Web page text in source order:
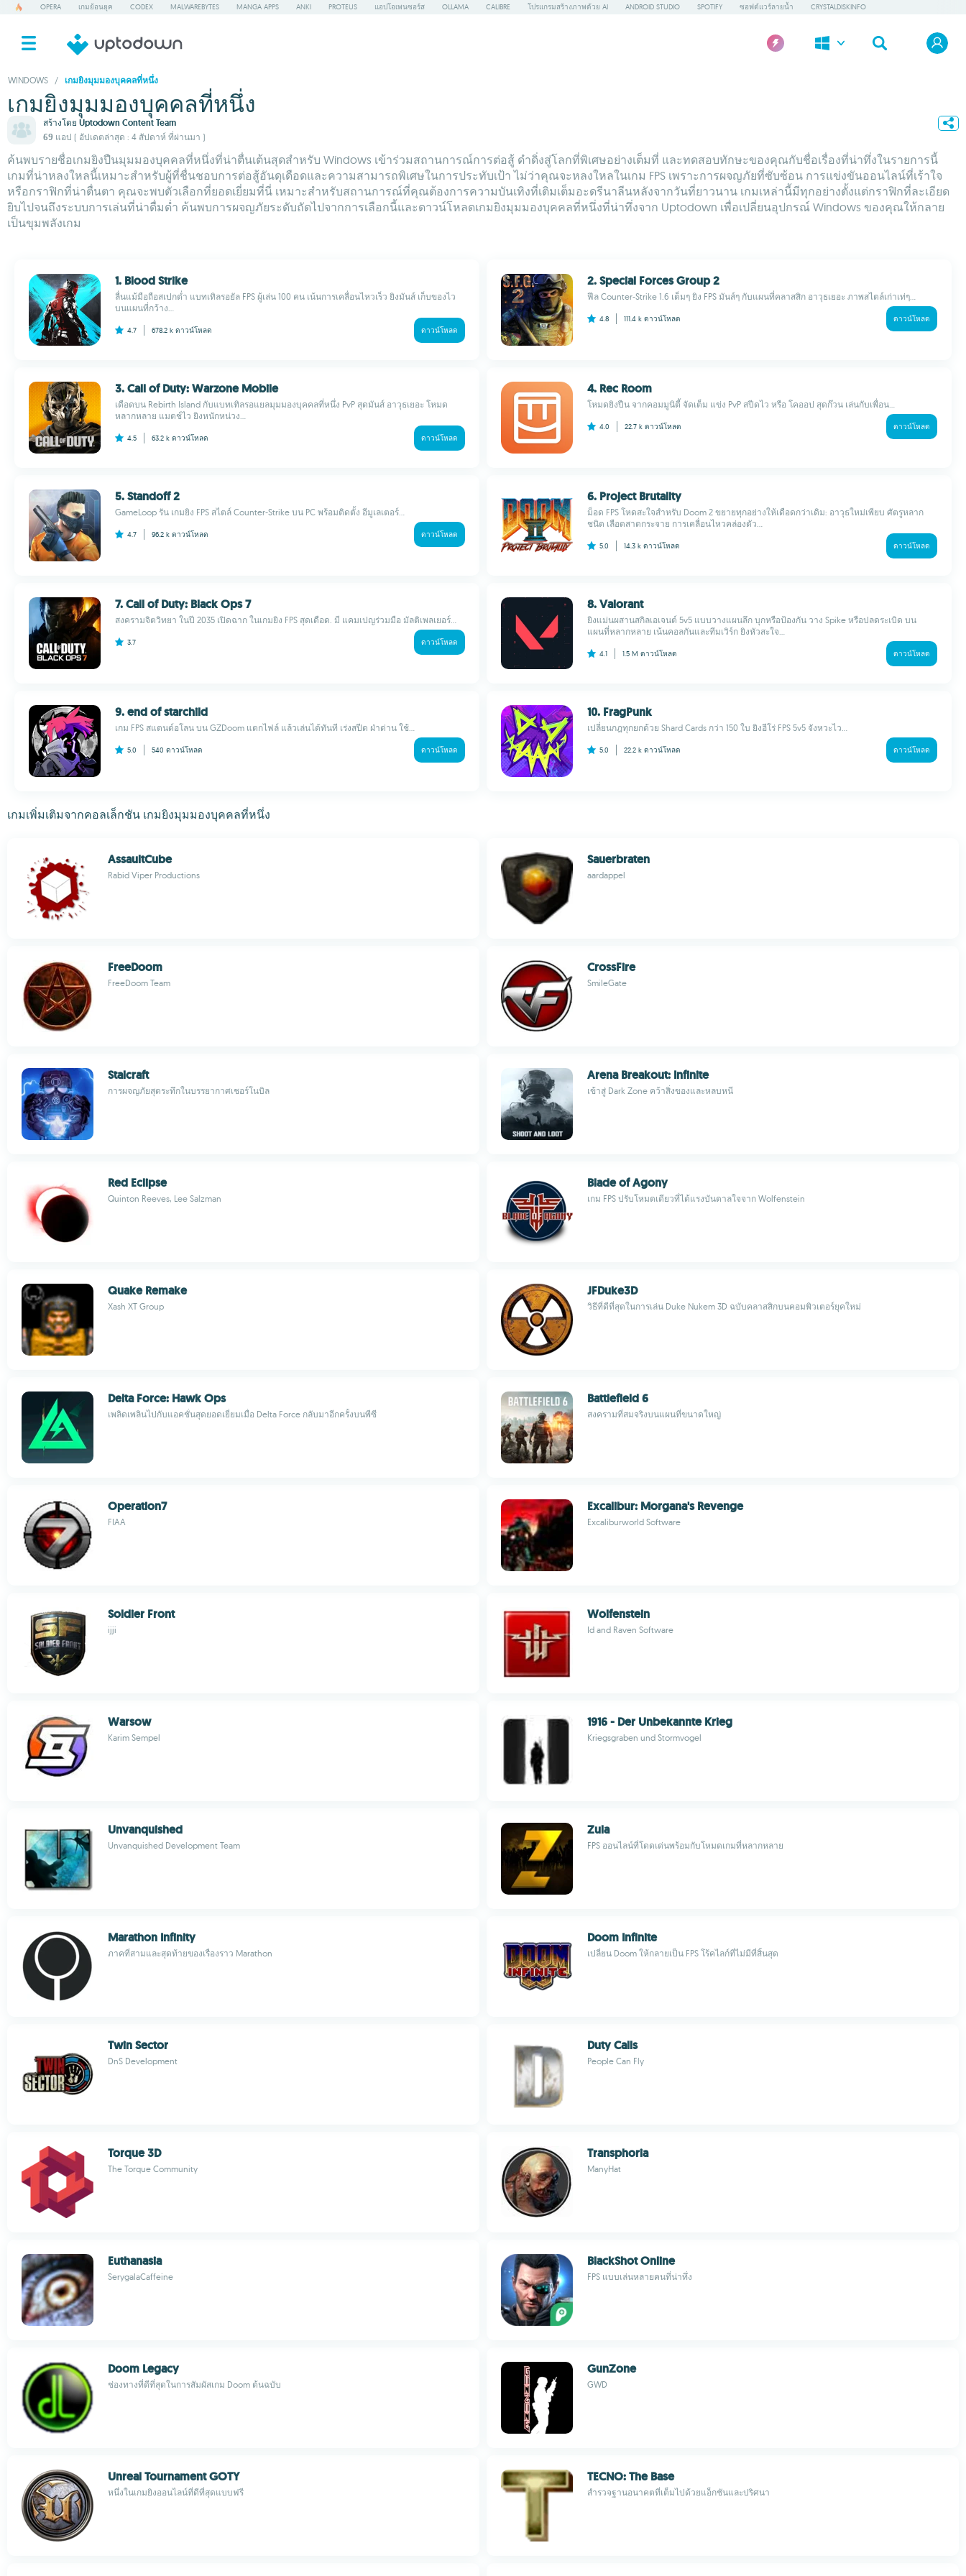
OPERA เกมย้อนยุค CODEX MALWAREBYTES MANGA APPS ANKI PROTEUS แอปโอเพนซอร์ส OLLAMA CALIBRE โปรแกรมสร้างภาพด้วย AI ANDROID STUDIO SPOTIFY ซอฟต์แวร์ลายน้ำ CRYSTALDISKINFO
WINDOWS / เกมยิงมุมมองบุคคลที่หนึ่ง
เกมยิงมุมมองบุคคลที่หนึ่ง
สร้างโดย Uptodown Content Team
69 แอป ( อัปเดตล่าสุด : 4 สัปดาห์ ที่ผ่านมา )
ค้นพบรายชื่อเกมยิงปืนมุมมองบุคคลที่หนึ่งที่น่าตื่นเต้นสุดสำหรับ Windows เข้าร่วมสถานการณ์การต่อสู้ ดำดิ่งสู่โลกที่พิเศษอย่างเต็มที่ และทดสอบทักษะของคุณกับชื่อเรื่องที่น่าทึ่งในรายการนี้
เกมที่น่าหลงใหลนี้เหมาะสำหรับผู้ที่ชื่นชอบการต่อสู้อันดุเดือดและความสามารถพิเศษในการประทับเป้า ไม่ว่าคุณจะหลงใหลในเกม FPS เพราะการผจญภัยที่ซับซ้อน การแข่งขันออนไลน์ที่เร้าใจ
หรือกราฟิกที่น่าตื่นตา คุณจะพบตัวเลือกที่ยอดเยี่ยมที่นี่ เหมาะสำหรับสถานการณ์ที่คุณต้องการความบันเทิงที่เติมเต็มอะดรีนาลีนหลังจากวันที่ยาวนาน เกมเหล่านี้มีทุกอย่างตั้งแต่กราฟิกที่ละเอียด
ยิบไปจนถึงระบบการเล่นที่น่าดื่มด่ำ ค้นพบการผจญภัยระดับถัดไปจากการเลือกนี้และดาวน์โหลดเกมยิงมุมมองบุคคลที่หนึ่งที่น่าทึ่งจาก Uptodown เพื่อเปลี่ยนอุปกรณ์ Windows ของคุณให้กลาย
เป็นขุมพลังเกม
1. Blood Strike
ลื่นแม้มือถือสเปกต่ำ แบทเทิลรอยัล FPS ผู้เล่น 100 คน เน้นการเคลื่อนไหวเร็ว ยิงมันส์ เก็บของไว
บนแผนที่กว้าง...
4.7 678.2 k ดาวน์โหลด ดาวน์โหลด
2. Special Forces Group 2
ฟีล Counter-Strike 1.6 เต็มๆ ยิง FPS มันส์ๆ กับแผนที่คลาสสิก อาวุธเยอะ ภาพสไตล์เก่าเท่ๆ...
4.8 111.4 k ดาวน์โหลด ดาวน์โหลด
3. Call of Duty: Warzone Mobile
เดือดบน Rebirth Island กับแบทเทิลรอแยลมุมมองบุคคลที่หนึ่ง PvP สุดมันส์ อาวุธเยอะ โหมด
หลากหลาย แมตช์ไว ยิงหนักหน่วง...
4.5 63.2 k ดาวน์โหลด ดาวน์โหลด
4. Rec Room
โหมดยิงปืน จากคอมมูนิตี้ จัดเต็ม แข่ง PvP สปีดไว หรือ โคออป สุดก๊วน เล่นกับเพื่อน...
4.0 22.7 k ดาวน์โหลด ดาวน์โหลด
5. Standoff 2
GameLoop รัน เกมยิง FPS สไตล์ Counter-Strike บน PC พร้อมติดตั้ง อีมูเลเตอร์...
4.7 96.2 k ดาวน์โหลด ดาวน์โหลด
6. Project Brutality
ม็อด FPS โหดสะใจสำหรับ Doom 2 ขยายทุกอย่างให้เดือดกว่าเดิม: อาวุธใหม่เพียบ ศัตรูหลาก
ชนิด เลือดสาดกระจาย การเคลื่อนไหวคล่องตัว...
5.0 14.3 k ดาวน์โหลด ดาวน์โหลด
7. Call of Duty: Black Ops 7
สงครามจิตวิทยา ในปี 2035 เปิดฉาก ในเกมยิง FPS สุดเดือด. มี แคมเปญร่วมมือ มัลติเพลเยอร์...
3.7 ดาวน์โหลด
8. Valorant
ยิงแม่นผสานสกิลเอเจนต์ 5v5 แบบวางแผนลึก บุกหรือป้องกัน วาง Spike หรือปลดระเบิด บน
แผนที่หลากหลาย เน้นคอลกันและทีมเวิร์ก ยิงหัวสะใจ...
4.1 1.5 M ดาวน์โหลด ดาวน์โหลด
9. end of starchild
เกม FPS สแตนด์อโลน บน GZDoom แตกไฟล์ แล้วเล่นได้ทันที เร่งสปีด ฝ่าด่าน ใช้...
5.0 540 ดาวน์โหลด ดาวน์โหลด
10. FragPunk
เปลี่ยนกฎทุกยกด้วย Shard Cards กว่า 150 ใบ ยิงฮีโร่ FPS 5v5 จังหวะไว...
5.0 22.2 k ดาวน์โหลด ดาวน์โหลด
เกมเพิ่มเติมจากคอลเล็กชัน เกมยิงมุมมองบุคคลที่หนึ่ง
AssaultCube
Rabid Viper Productions
Sauerbraten
aardappel
FreeDoom
FreeDoom Team
CrossFire
SmileGate
Stalcraft
การผจญภัยสุดระทึกในบรรยากาศเชอร์โนบิล
Arena Breakout: Infinite
เข้าสู่ Dark Zone คว้าสิ่งของและหลบหนี
Red Eclipse
Quinton Reeves, Lee Salzman
Blade of Agony
เกม FPS ปรับโหมดเดียวที่ได้แรงบันดาลใจจาก Wolfenstein
Quake Remake
Xash XT Group
JFDuke3D
วิธีที่ดีที่สุดในการเล่น Duke Nukem 3D ฉบับคลาสสิกบนคอมพิวเตอร์ยุคใหม่
Delta Force: Hawk Ops
เพลิดเพลินไปกับแอคชั่นสุดยอดเยี่ยมเมื่อ Delta Force กลับมาอีกครั้งบนพีซี
Battlefield 6
สงครามที่สมจริงบนแผนที่ขนาดใหญ่
Operation7
FIAA
Excalibur: Morgana's Revenge
Excaliburworld Software
Soldier Front
ijji
Wolfenstein
Id and Raven Software
Warsow
Karim Sempel
1916 - Der Unbekannte Krieg
Kriegsgraben und Stormvogel
Unvanquished
Unvanquished Development Team
Zula
FPS ออนไลน์ที่โดดเด่นพร้อมกับโหมดเกมที่หลากหลาย
Marathon Infinity
ภาคที่สามและสุดท้ายของเรื่องราว Marathon
Doom Infinite
เปลี่ยน Doom ให้กลายเป็น FPS โร้คไลก์ที่ไม่มีที่สิ้นสุด
Twin Sector
DnS Development
Duty Calls
People Can Fly
Torque 3D
The Torque Community
Transphoria
ManyHat
Euthanasia
SerygalaCaffeine
BlackShot Online
FPS แบบเล่นหลายคนที่น่าทึ่ง
Doom Legacy
ช่องทางที่ดีที่สุดในการสัมผัสเกม Doom ต้นฉบับ
GunZone
GWD
Unreal Tournament GOTY
หนึ่งในเกมยิงออนไลน์ที่ดีที่สุดแบบฟรี
TECNO: The Base
สำรวจฐานอนาคตที่เต็มไปด้วยแอ็กชันและปริศนา